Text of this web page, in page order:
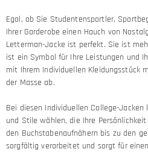
Egal, ob Sie Studentensportler,
Ihrer Garderobe einen Hauch von
Letterman-Jacke ist perfekt. Sie ist
ist ein Symbol für Ihre Leistungen und
mit Ihrem Individuellen Kleidungsstück
der Masse ab.
Bei diesen Individuellen College-
und Stile wählen, die Ihre
den Buchstabenaufnähern bis zu den
sorgfältig verarbeitet und sorgt für